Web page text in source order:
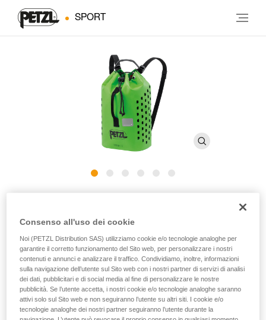
SPORT
YARA CLUB 15 è un sacco portacorda di piccola capacità,
destinato all’uso collettivo nel torrentismo. Consente il
trasporto della corda, evita che s’impigli nel resto
dell’attrezzatura e facilita le manovre alla sosta o durante
l’installazione del corrimano. Lo schienale imbottito ne
garantisce la galleggiabilità e i due manici assicurano
Consenso all'uso dei cookie
Noi (PETZL Distribution SAS) utilizziamo cookie e/o tecnologie analoghe per
garantire il corretto funzionamento del Sito web, per personalizzare i nostri
contenuti e annunci e analizzare il traffico. Condividiamo, inoltre, informazioni
sulla navigazione dell’utente sul Sito web con i nostri partner di servizi di analisi
dei dati, pubblicitari e di social media al fine di personalizzare le nostre
pubblicità. Se l’utente accetta, i nostri cookie e/o tecnologie analoghe saranno
attivi solo sul Sito web e non seguiranno l’utente su altri siti. I cookie e/o
tecnologie analoghe dei nostri partner seguiranno l’utente durante la